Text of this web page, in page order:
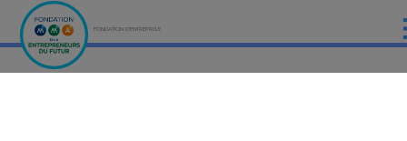
FONDATION D'ENTREPRISE